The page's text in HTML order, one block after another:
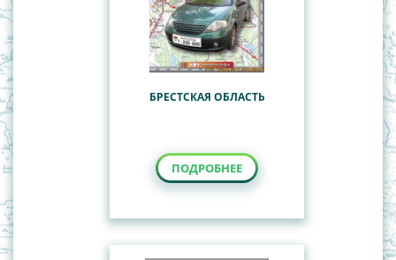
БРЕСТСКАЯ ОБЛАСТЬ
ПОДРОБНЕЕ